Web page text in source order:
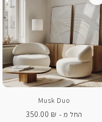
Musk Duo
החל מ -
350.00 ₪